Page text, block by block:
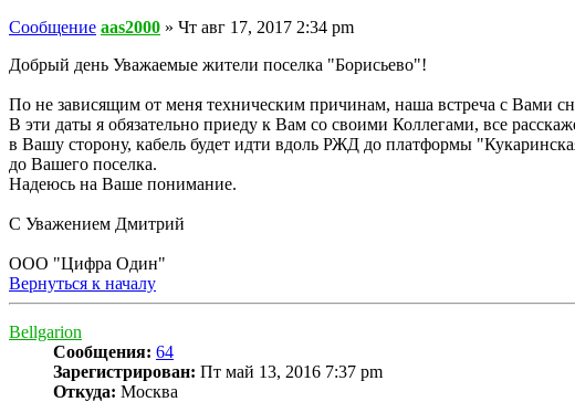
Сообщение aas2000 » Чт авг 17, 2017 2:34 pm
Добрый день Уважаемые жители поселка "Борисьево"!
По не зависящим от меня техническим причинам, наша встреча с Вами
В эти даты я обязательно приеду к Вам со своими Коллегами, все
в Вашу сторону, кабель будет идти вдоль РЖД до платформы
до Вашего поселка.
Надеюсь на Ваше понимание.
С Уважением Дмитрий
ООО "Цифра Один"
Вернуться к началу
Bellgarion
Сообщения: 64
Зарегистрирован: Пт май 13, 2016 7:37 pm
Откуда: Москва